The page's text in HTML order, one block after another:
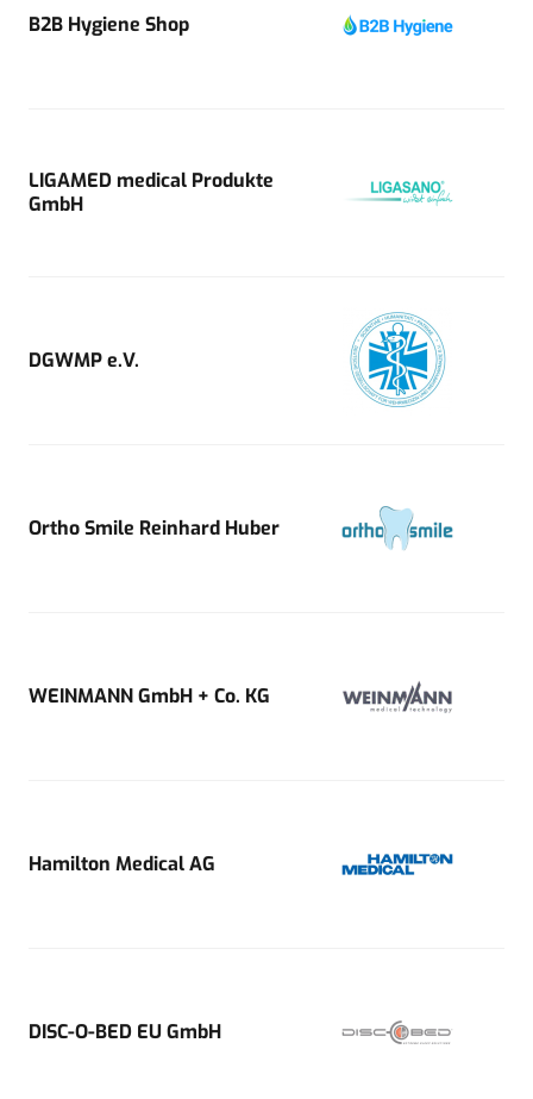
B2B Hygiene Shop
LIGAMED medical Produkte
GmbH
DGWMP e.V.
Ortho Smile Reinhard Huber
WEINMANN GmbH + Co. KG
Hamilton Medical AG
DISC-O-BED EU GmbH